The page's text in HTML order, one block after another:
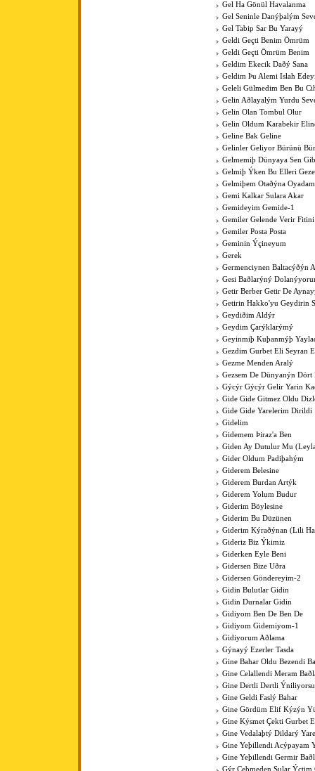
Gel Ha Gönül Havalanma
Gel Seninle Danýþalým
Gel Tabip Sar Bu Yarayý
Geldi Geçti Benim Ömrüm
Geldi Geçti Ömrüm Benim
Geldim Ekecik Daðý Sana
Geldim Þu Alemi Islah
Geleli Gülmedim Ben Bu
Gelin Aðlayalým Yurdu
Gelin Olan Tombul Olur
Gelin Oldum Karabekir
Geline Bak Geline
Gelinler Geliyor Bürünü
Gelmemiþ Dünyaya Sen
Gelmiþ Ýken Bu Elleri
Gelmiþem Otaðýna
Gemi Kalkar Sulara Akar
Gemideyim Gemide-1
Gemiler Gelende Verir Fitini
Gemiler Posta Posta
Geminin Ýçineyum
Gerek
Germenciynen Baltacýðýn
Gesi Baðlarýný
Getir Berber Getir De
Getirin Hakko'yu Geydirin
Geydiðim Aldýr
Geydim Çarýklarýmý
Geyinmiþ Kuþanmýþ
Gezdim Gurbet Eli Seyran
Gezme Menden Aralý
Gezsem De Dünyanýn Dört
Gýcýr Gýcýr Gelir Yarin
Gide Gide Gitmez Oldu
Gide Gide Yarelerim Dirildi
Gidelim
Gidemem Þiraz'a Ben
Giden Ay Dutulur Mu
Gider Oldum Padiþahým
Giderem Belesine
Giderem Burdan Artýk
Giderem Yolum Budur
Giderim Böylesine
Giderim Bu Düzünen
Giderim Kýraðýnan (Lili
Gideriz Biz Ýkimiz
Giderken Eyle Beni
Gidersen Bize Uðra
Gidersen Göndereyim-2
Gidin Bulutlar Gidin
Gidin Durnalar Gidin
Gidiyom Ben De Ben De
Gidiyom Gidemiyom-1
Gidiyorum Aðlama
Gýnayý Ezerler Tasda
Gine Bahar Oldu Bezendi
Gine Celallendi Meram
Gine Dertli Dertli
Gine Geldi Faslý Bahar
Gine Gördüm Elif Kýzýn
Gine Kýsmet Çekti Gurbet
Gine Vedalaþtý Dildarý
Gine Yeþillendi Acýpayam
Gine Yeþillendi Germir